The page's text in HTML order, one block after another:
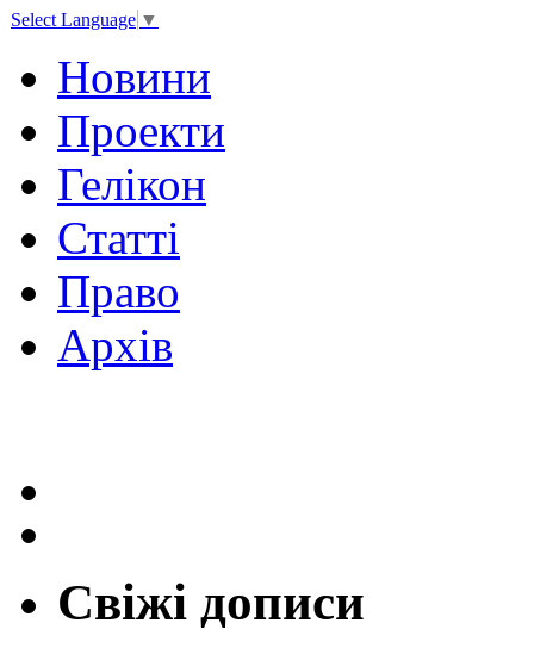
Select Language ▼
Новини
Проекти
Гелікон
Статті
Право
Архів
Свіжі дописи